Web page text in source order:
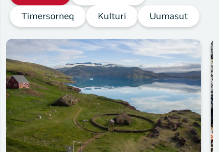
Timersorneq Kulturi Uumasut